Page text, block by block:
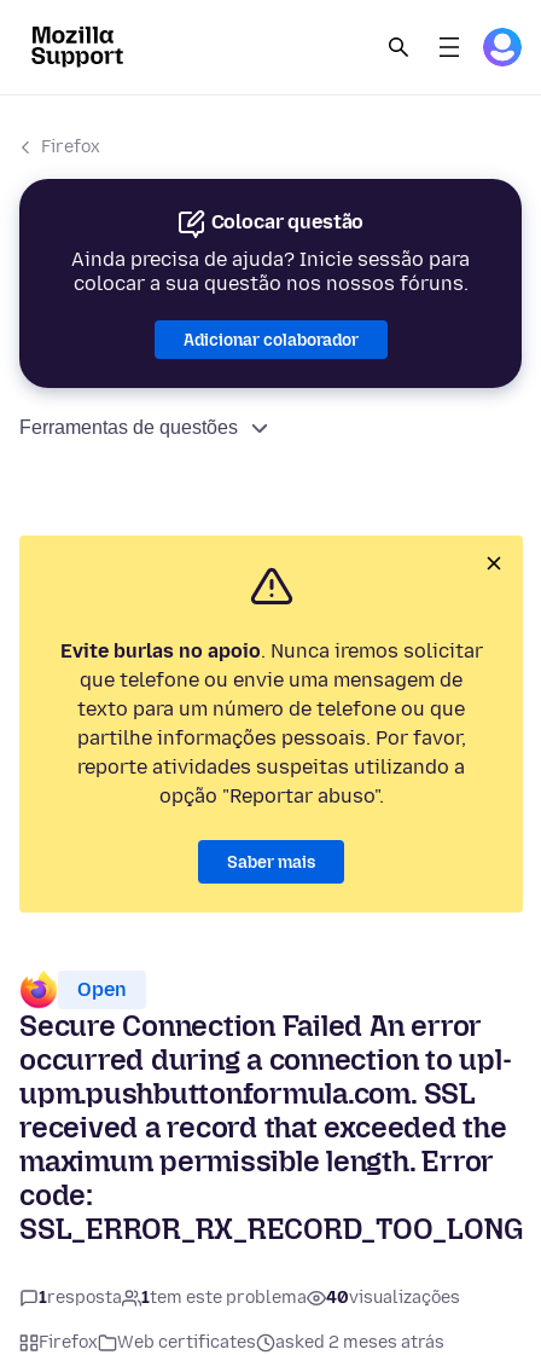
Firefox
Colocar questão
Ainda precisa de ajuda? Inicie sessão para
colocar a sua questão nos nossos fóruns.
Adicionar colaborador
Ferramentas de questões
Evite burlas no apoio. Nunca iremos solicitar
que telefone ou envie uma mensagem de
texto para um número de telefone ou que
partilhe informações pessoais. Por favor,
reporte atividades suspeitas utilizando a
opção "Reportar abuso".
Saber mais
Open
Secure Connection Failed An error
occurred during a connection to upl-
upm.pushbuttonformula.com. SSL
received a record that exceeded the
maximum permissible length. Error
code:
SSL_ERROR_RX_RECORD_TOO_LONG
1resposta 1tem este problema 40visualizações
Firefox Web certificates
asked 2 meses atrás